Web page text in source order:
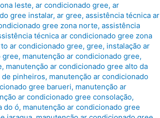
leste,ar condicionado gree,ar
gree instalar,ar gree,assistência técnica ar
gree zona norte,assistência
técnica ar condicionado gree zona
ar condicionado gree,gree, instalação ar
gree, manutenção ar condicionado gree,
, manutenção ar condicionado gree alto da
de pinheiros, manutenção ar condicionado
gree barueri, manutenção ar
ar condicionado gree consolação,
do ó, manutenção ar condicionado gree